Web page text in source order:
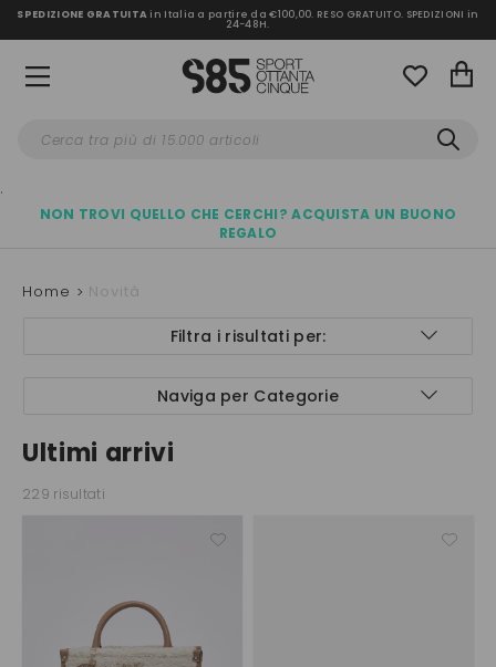
SPEDIZIONE GRATUITAin Italia a partire da €100,00. RESO GRATUITO. SPEDIZIONI in
24-48H.
.
NON TROVI QUELLO CHE CERCHI? ACQUISTA UN BUONO
REGALO
Home Novità
Ultimi arrivi
Filtra i risultati per:
Naviga per Categorie
229 risultati